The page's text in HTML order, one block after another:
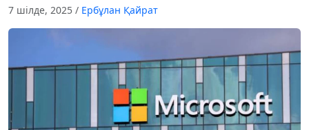
7 шілде, 2025 / Ербұлан Қайрат